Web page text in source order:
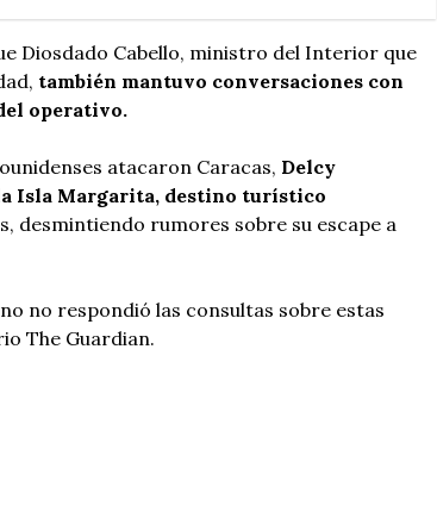
Diosdado Cabello, ministro del Interior que
también mantuvo conversaciones con
operativo.
atacaron Caracas, Delcy
Isla Margarita, destino turístico
desmintiendo rumores sobre su escape a
no respondió las consultas sobre estas
The Guardian.